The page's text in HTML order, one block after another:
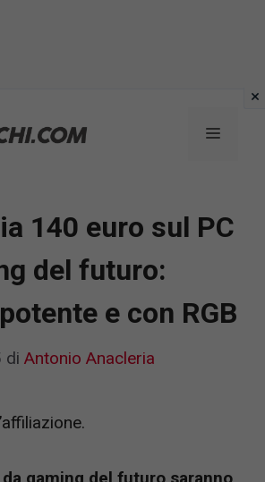
Menu
140 euro sul PC
del futuro:
e con RGB
di Antonio Anacleria